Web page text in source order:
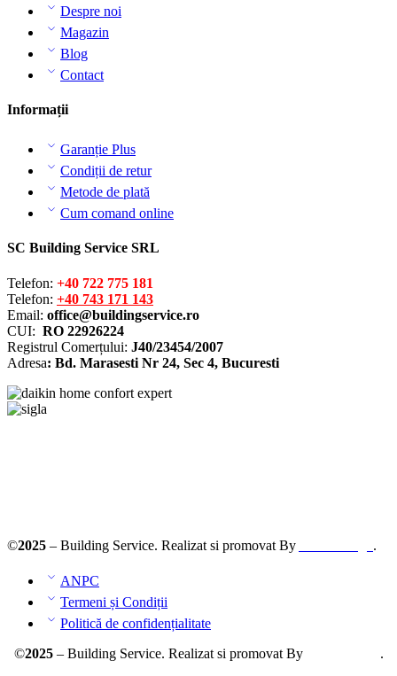
Despre noi
Magazin
Blog
Contact
Informații
Garanție Plus
Condiții de retur
Metode de plată
Cum comand online
SC Building Service SRL
Telefon: +40 722 775 181
Telefon: +40 743 171 143
Email: office@buildingservice.ro
CUI: RO 22926224
Registrul Comerțului: J40/23454/2007
Adresa: Bd. Marasesti Nr 24, Sec 4, Bucuresti
©2025 – Building Service. Realizat si promovat By .
ANPC
Termeni și Condiții
Politică de confidențialitate
©2025– Building Service. Realizat si promovat By .